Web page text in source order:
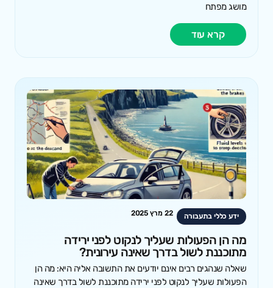
מושג מפתח
קרא עוד
ידע כללי בתעבורה 22 מרץ 2025
מה הן הפעולות שעליך לנקוט לפני ירידה
מתוכננת לשול בדרך שאינה עירונית?
שאלה שנהגים רבים אינם יודעים את התשובה אליה היא: מה הן
הפעולות שעליך לנקוט לפני ירידה מתוכננת לשול בדרך שאינה